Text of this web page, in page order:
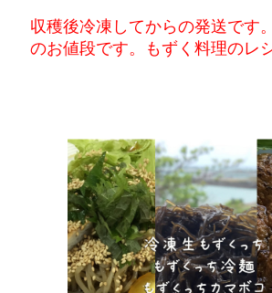
収穫後冷凍してからの発送です
のお値段です。もずく料理のレ